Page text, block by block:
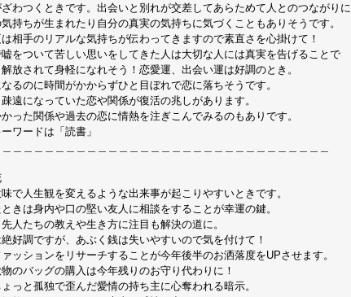
わつくときです。出会いと別れが交差してあらためて人とのつながりに
持ちが生まれたり自分の真実の気持ちに気づくこともありそうです。
は相手のリアルな気持ちが伝わってきますので素直さを心掛けて！
をついて苦しい思いをしてきた人は大切な人には真実を告げることで
放されて身軽になれそう！恋愛運、出会い運は好調のとき。
るのに時間がかからずひと目ぼれで恋に落ちそうです。
疎遠になっていた恋や関係が復活の兆しがあります。
った関係や過去の恋に情熱を注ぎこんでみるのもありです。
ワードは「読書」
味で人生観を変えるような出来事が起こりやすいときです。
ときは身内や口の堅い友人に相談をすることが幸運の鍵。
先人たちの教えや生き方に注目も解決の道に。
好調ですが、あぶく銭は失いやすいので気を付けて！
ッションをリサーチすることが今年後半のお洒落度をUPさせます。
のバッグの購入は今年残りのお守り代わりに！
っと孤独で歪んだ愛情の持ち主に心奪われる暗示。